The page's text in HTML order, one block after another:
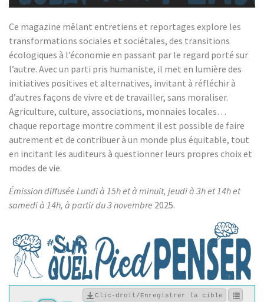
Ce magazine mêlant entretiens et reportages explore les
transformations sociales et sociétales, des transitions
écologiques à l’économie en passant par le regard porté sur
l’autre. Avec un parti pris humaniste, il met en lumière des
initiatives positives et alternatives, invitant à réfléchir à
d’autres façons de vivre et de travailler, sans moraliser.
Agriculture, culture, associations, monnaies locales…
chaque reportage montre comment il est possible de faire
autrement et de contribuer à un monde plus équitable, tout
en incitant les auditeurs à questionner leurs propres choix et
modes de vie.
Émission diffusée Lundi à 15h et à minuit, jeudi à 3h et 14h et
samedi à 14h, à partir du 3 novembre 2025.
Clic-droit/Enregistrer la cible